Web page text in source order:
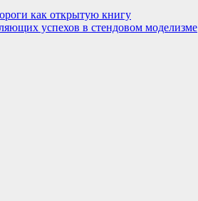
как открытую книгу
успехов в стендовом моделизме